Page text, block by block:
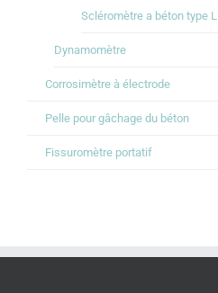
Scléromètre a béton type L
Dynamomètre
Corrosimètre à électrode
Pelle pour gâchage du béton
Fissuromètre portatif